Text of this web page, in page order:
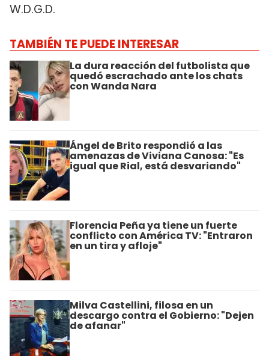
W.D.G.D.
TAMBIÉN TE PUEDE INTERESAR
La dura reacción del futbolista que
quedó escrachado ante los chats
con Wanda Nara
Ángel de Brito respondió a las
amenazas de Viviana Canosa: "Es
igual que Rial, está desvariando"
Florencia Peña ya tiene un fuerte
conflicto con América TV: "Entraron
en un tira y afloje"
Milva Castellini, filosa en un
descargo contra el Gobierno: "Dejen
de afanar"